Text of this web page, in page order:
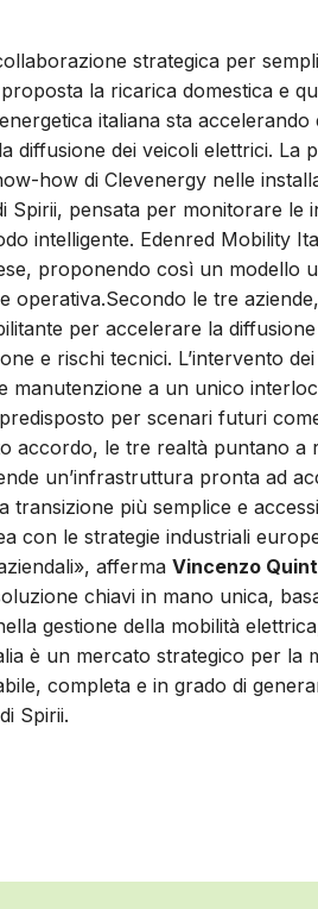
strategica per
la ricarica domestica e
italiana sta accelerando
diffusione dei veicoli elettrici. La
how di Clevenergy nelle
Spirii, pensata per monitorare le
intelligente. Edenred Mobility
proponendo così un modello
operativa.Secondo le tre
per accelerare la
e rischi tecnici. L’intervento
manutenzione a un unico
per scenari futuri
accordo, le tre realtà puntano a
un’infrastruttura pronta ad
transizione più semplice e
con le strategie industriali
afferma Vincenzo
chiavi in mano unica,
gestione della mobilità
è un mercato strategico per la
completa e in grado di
Spirii.